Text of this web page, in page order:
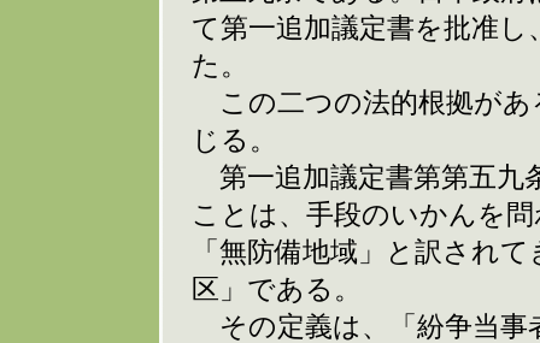
て第一追加議定書を批准
た。
この二つの法的根拠があ
じる。
第一追加議定書第第五九
ことは、手段のいかんを
「無防備地域」と訳され
区」である。
その定義は、「紛争当事